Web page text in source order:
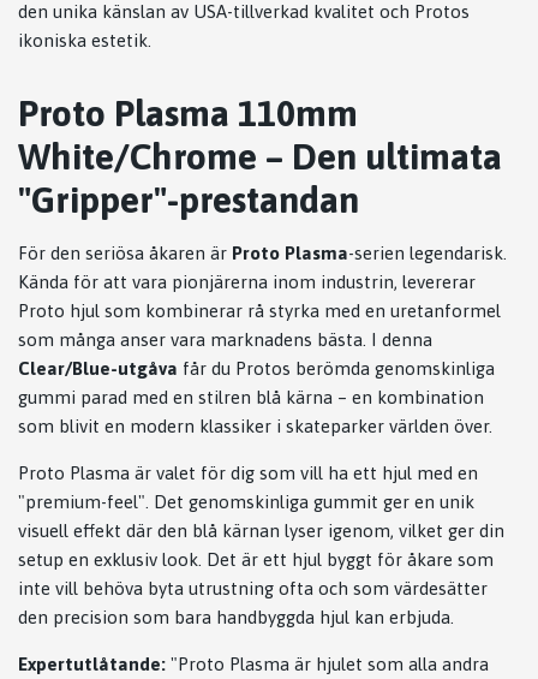
den unika känslan av USA-tillverkad kvalitet och Protos
ikoniska estetik.
Proto Plasma 110mm
White/Chrome – Den ultimata
"Gripper"-prestandan
För den seriösa åkaren är Proto Plasma-serien legendarisk.
Kända för att vara pionjärerna inom industrin, levererar
Proto hjul som kombinerar rå styrka med en uretanformel
som många anser vara marknadens bästa. I denna
Clear/Blue-utgåva får du Protos berömda genomskinliga
gummi parad med en stilren blå kärna – en kombination
som blivit en modern klassiker i skateparker världen över.
Proto Plasma är valet för dig som vill ha ett hjul med en
"premium-feel". Det genomskinliga gummit ger en unik
visuell effekt där den blå kärnan lyser igenom, vilket ger din
setup en exklusiv look. Det är ett hjul byggt för åkare som
inte vill behöva byta utrustning ofta och som värdesätter
den precision som bara handbyggda hjul kan erbjuda.
Expertutlåtande: "Proto Plasma är hjulet som alla andra